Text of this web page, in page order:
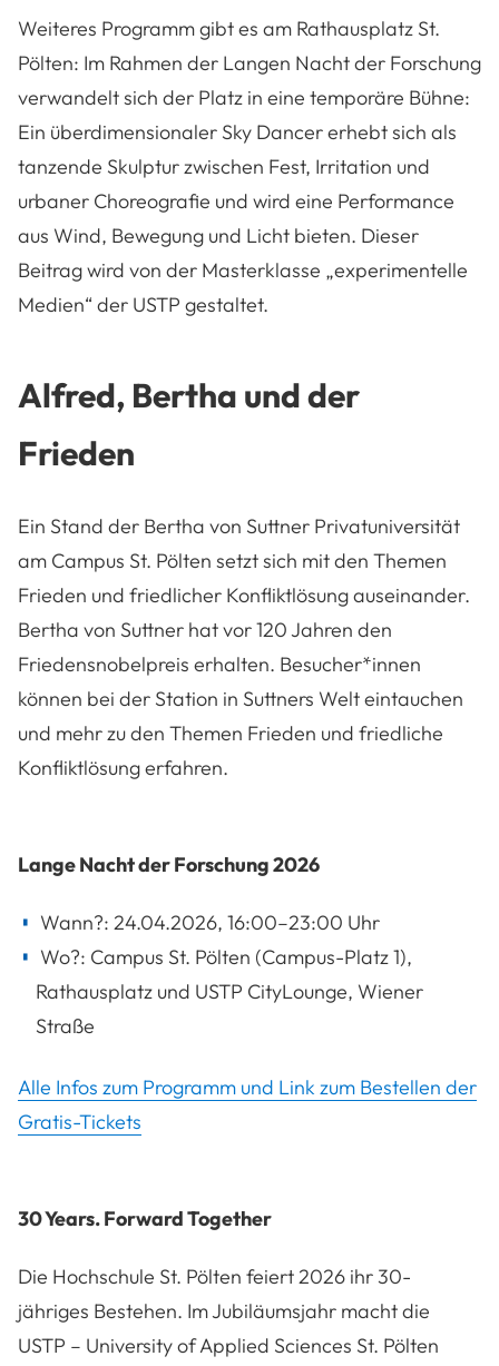
Weiteres Programm gibt es am Rathausplatz St.
Pölten: Im Rahmen der Langen Nacht der Forschung
verwandelt sich der Platz in eine temporäre Bühne:
Ein überdimensionaler Sky Dancer erhebt sich als
tanzende Skulptur zwischen Fest, Irritation und
urbaner Choreografie und wird eine Performance
aus Wind, Bewegung und Licht bieten. Dieser
Beitrag wird von der Masterklasse „experimentelle
Medien“ der USTP gestaltet.
Alfred, Bertha und der
Frieden
Ein Stand der Bertha von Suttner Privatuniversität
am Campus St. Pölten setzt sich mit den Themen
Frieden und friedlicher Konfliktlösung auseinander.
Bertha von Suttner hat vor 120 Jahren den
Friedensnobelpreis erhalten. Besucher*innen
können bei der Station in Suttners Welt eintauchen
und mehr zu den Themen Frieden und friedliche
Konfliktlösung erfahren.
Lange Nacht der Forschung 2026
Wann?: 24.04.2026, 16:00–23:00 Uhr
Wo?: Campus St. Pölten (Campus-Platz 1),
Rathausplatz und USTP CityLounge, Wiener
Straße
Alle Infos zum Programm und Link zum Bestellen der
Gratis-Tickets
30 Years. Forward Together
Die Hochschule St. Pölten feiert 2026 ihr 30-
jähriges Bestehen. Im Jubiläumsjahr macht die
USTP – University of Applied Sciences St. Pölten